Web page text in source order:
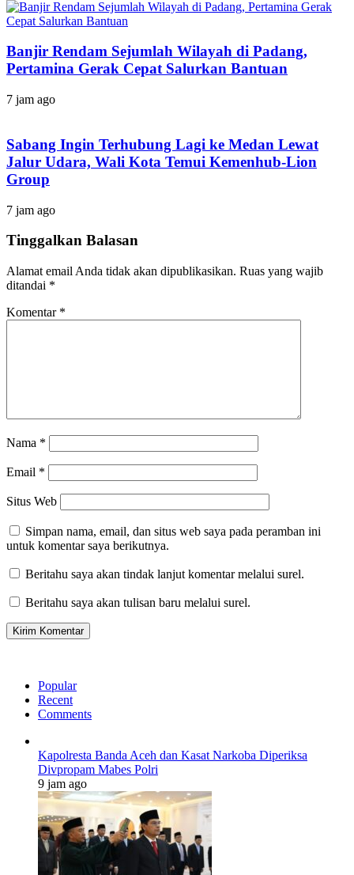
Banjir Rendam Sejumlah Wilayah di Padang,
Pertamina Gerak Cepat Salurkan Bantuan
7 jam ago
Sabang Ingin Terhubung Lagi ke Medan Lewat
Jalur Udara, Wali Kota Temui Kemenhub-Lion
Group
7 jam ago
Tinggalkan Balasan
Alamat email Anda tidak akan dipublikasikan. Ruas yang wajib
ditandai *
Komentar *
Nama *
Email *
Situs Web
Simpan nama, email, dan situs web saya pada peramban ini
untuk komentar saya berikutnya.
Beritahu saya akan tindak lanjut komentar melalui surel.
Beritahu saya akan tulisan baru melalui surel.
Popular
Recent
Comments
Kapolresta Banda Aceh dan Kasat Narkoba Diperiksa
Divpropam Mabes Polri
9 jam ago